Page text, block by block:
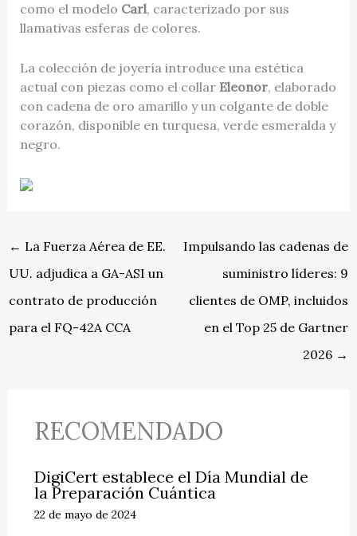
como el modelo Carl, caracterizado por sus
llamativas esferas de colores.
La colección de joyería introduce una estética
actual con piezas como el collar Eleonor, elaborado
con cadena de oro amarillo y un colgante de doble
corazón, disponible en turquesa, verde esmeralda y
negro.
← La Fuerza Aérea de EE.
UU. adjudica a GA-ASI un
contrato de producción
para el FQ-42A CCA
Impulsando las cadenas de
suministro líderes: 9
clientes de OMP, incluidos
en el Top 25 de Gartner
2026 →
RECOMENDADO
DigiCert establece el Día Mundial de
la Preparación Cuántica
22 de mayo de 2024